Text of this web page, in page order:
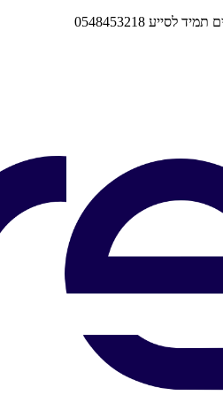
0548453218